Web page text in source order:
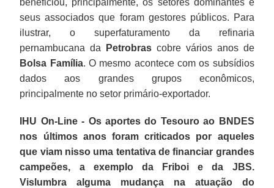
seus associados que foram gestores públicos. Para
ilustrar, o superfaturamento da refinaria
pernambucana da
Petrobras cobre vários anos de
Bolsa Família. O mesmo acontece com os subsídios
dados aos grandes grupos econômicos,
principalmente no setor primário-exportador.
IHU On-Line - Os aportes do Tesouro ao BNDES
nos últimos anos foram criticados por aqueles
que viam nisso uma tentativa de financiar grandes
campeões, a exemplo da Friboi e da JBS.
Vislumbra alguma mudança na atuação do